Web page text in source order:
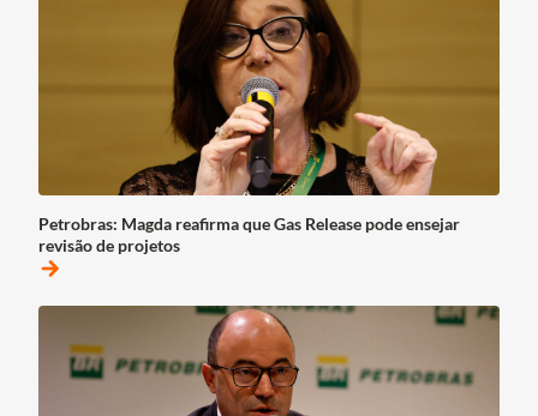
Petrobras: Magda reafirma que Gas Release pode ensejar
revisão de projetos
arrow_forward